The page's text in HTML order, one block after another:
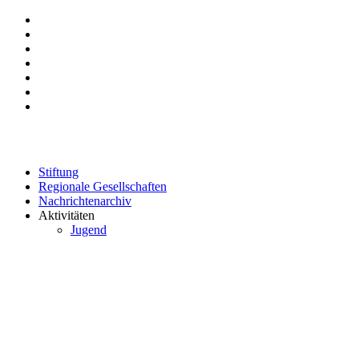
Stiftung
Regionale Gesellschaften
Nachrichtenarchiv
Aktivitäten
Jugend